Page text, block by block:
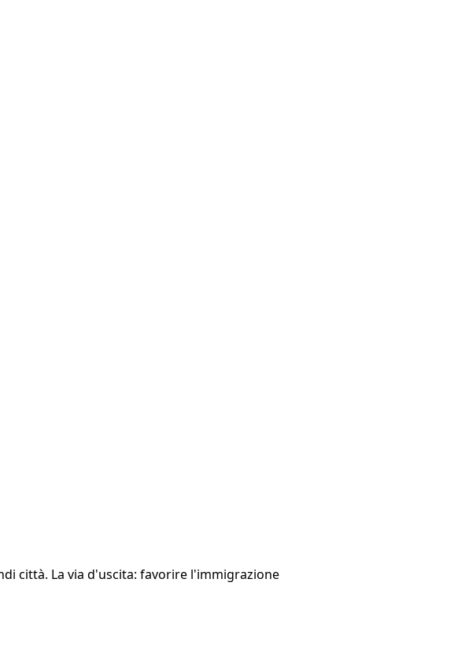
città. La via d'uscita: favorire l'immigrazione